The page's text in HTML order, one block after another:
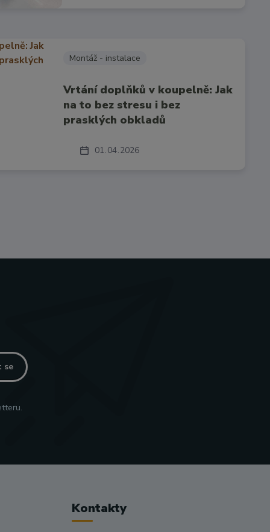
01 04 2026
Montáž - instalace
Vrtání doplňků v koupelně: Jak
na to bez stresu i bez
prasklých obkladů
se
Kontakty